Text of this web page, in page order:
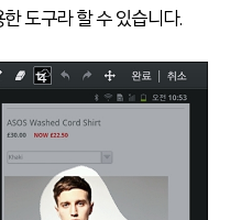
도구라 할 수 있습니다.